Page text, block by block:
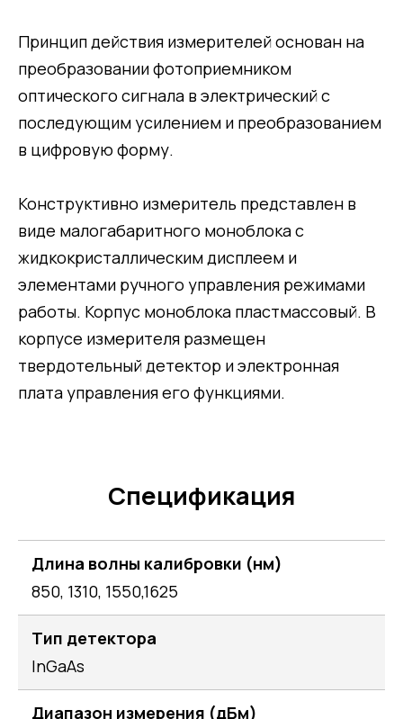
Принцип действия измерителей основан на
преобразовании фотоприемником
оптического сигнала в электрический с
последующим усилением и преобразованием
в цифровую форму.
Конструктивно измеритель представлен в
виде малогабаритного моноблока с
жидкокристаллическим дисплеем и
элементами ручного управления режимами
работы. Корпус моноблока пластмассовый. В
корпусе измерителя размещен
твердотельный детектор и электронная
плата управления его функциями.
Спецификация
Длина волны калибровки (нм)
850, 1310, 1550,1625
Тип детектора
InGaAs
Диапазон измерения (дБм)